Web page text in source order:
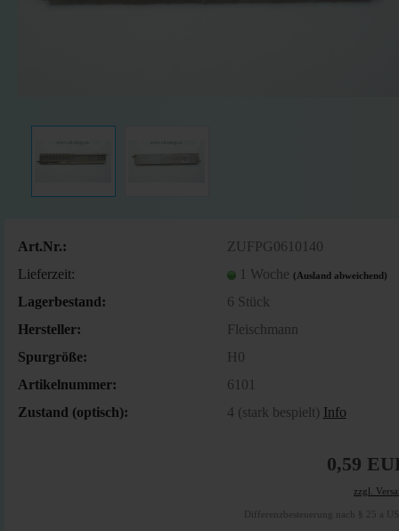
Art.Nr.:
ZUFPG0610140
Lieferzeit:
1 Woche (Ausland abweichend)
Lagerbestand: 6 Stück
Hersteller:
Fleischmann
Spurgröße:
H0
Artikelnummer:
6101
Zustand (optisch):
4 (stark bespielt) Info
0,59
zzgl.
Differenzbesteuerung nach § 25 a